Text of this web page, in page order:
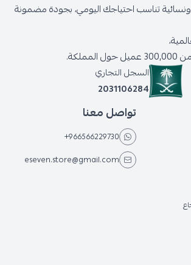
تناسب احتياجك اليومي، بجودة مضمونة
السجل التجاري
2031106284
تواصل معنا
+966566229730
eseven.store@gmail.com